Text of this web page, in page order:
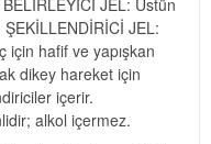
JEL: Üstün
JEL:
için hafif ve yapışkan
dikey hareket için
içerir.
alkol içermez.